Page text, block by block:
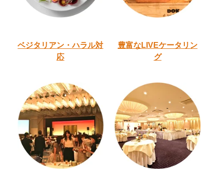
ベジタリアン・ハラル対
応
豊富なLIVEケータリン
グ